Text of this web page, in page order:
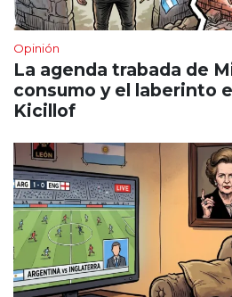
Opinión
La agenda trabada de
consumo y el laberinto
Kicillof